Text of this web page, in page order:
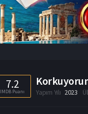
7.2
IMDB Puanı Yapım Yılı 2023